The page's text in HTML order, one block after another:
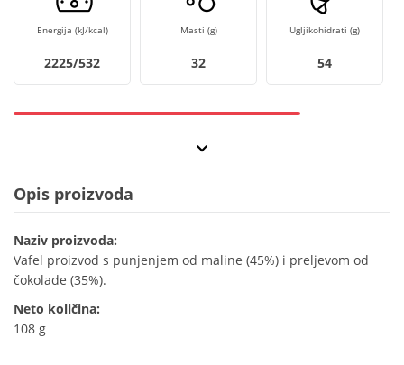
Energija (kJ/kcal)
2225/532
Masti (g)
32
Ugljikohidrati (g)
54
Opis proizvoda
Naziv proizvoda:
Vafel proizvod s punjenjem od maline (45%) i preljevom od
čokolade (35%).
Neto količina:
108 g